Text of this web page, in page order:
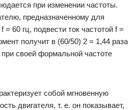
при изменении частоты.
предназначенному для
= 60 гц, подвести ток частотой f =
получит в (60/50) 2 = 1,44 раза
своей формальной частоте
собой мгновенную
двигателя, т. е. он показывает,